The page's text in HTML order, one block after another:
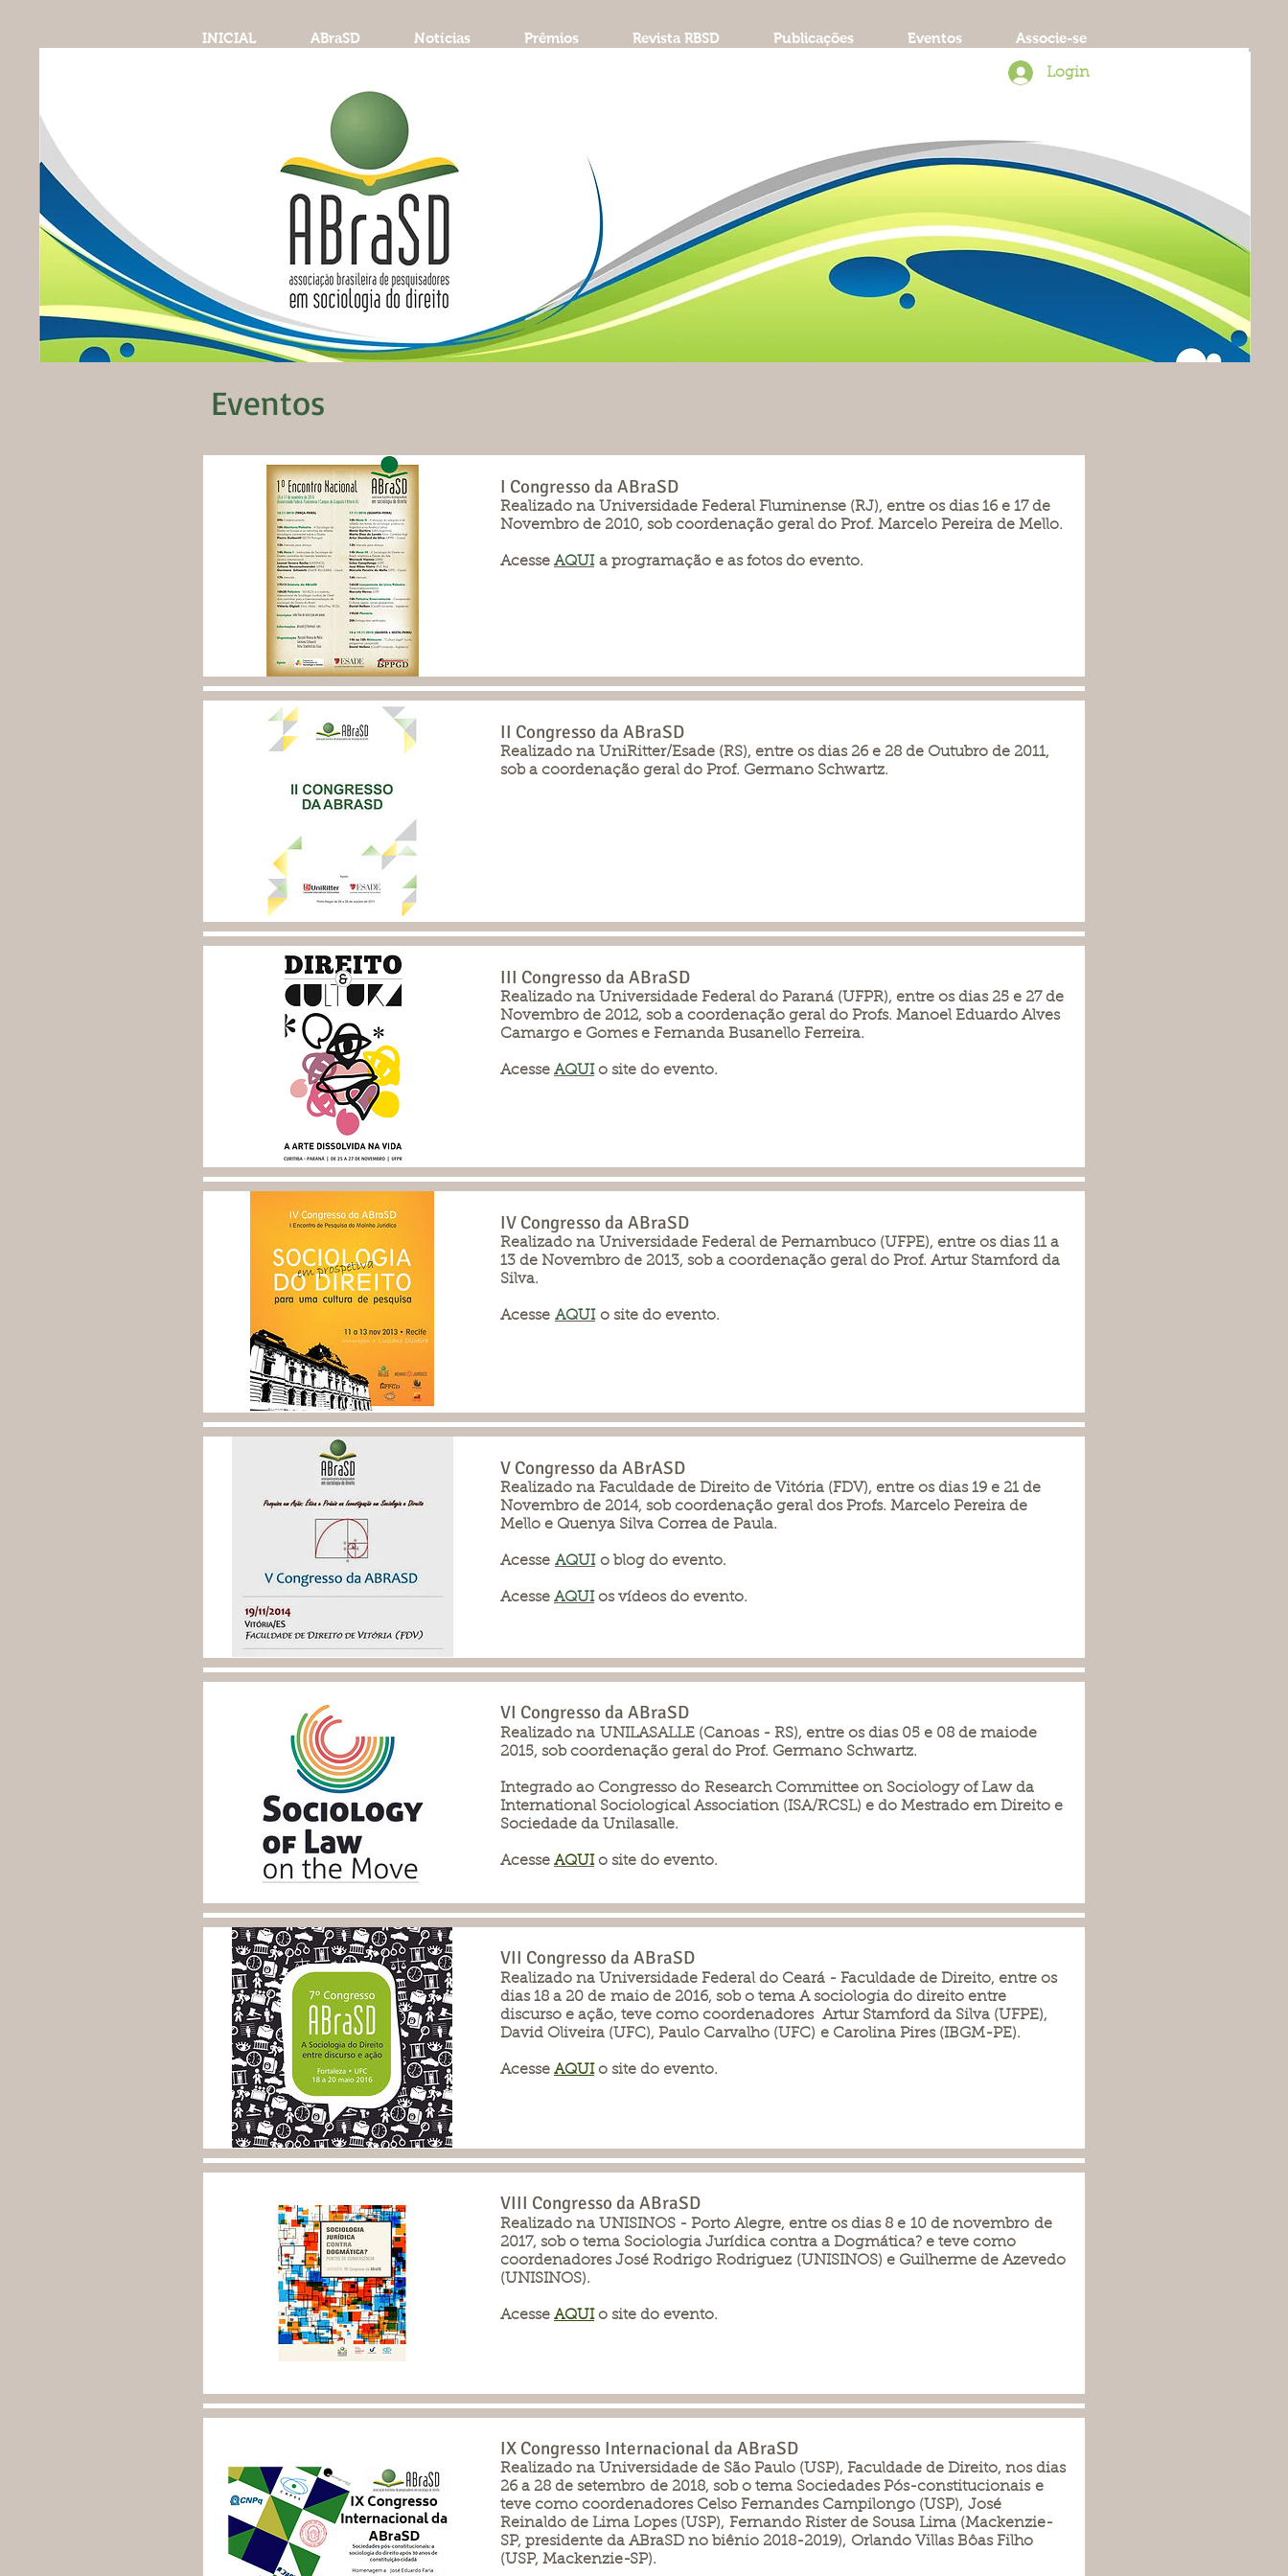
INICIAL ABraSD Notícias Prêmios Revista RBSD Publicações Eventos Associe-se
Login
Eventos
I Congresso da ABraSD
Realizado na Universidade Federal Fluminense (RJ), entre os dias 16 e 17 de
Novembro de 2010, sob coordenação geral do Prof. Marcelo Pereira de Mello.
Acesse AQUIa programação e as fotos do evento.
II Congresso da ABraSD
Realizado na UniRitter/Esade (RS), entre os dias 26 e 28 de Outubro de 2011,
sob a coordenação geral do Prof. Germano Schwartz.
III Congresso da ABraSD
Realizado na Universidade Federal do Paraná (UFPR), entre os dias 25 e 27 de
Novembro de 2012, sob a coordenação geral do Profs. Manoel Eduardo Alves
Camargo e Gomes e Fernanda Busanello Ferreira.
Acesse AQUIo site do evento.
IV Congresso da ABraSD
Realizado na Universidade Federal de Pernambuco (UFPE), entre os dias 11 a
13 de Novembro de 2013, sob a coordenação geral do Prof. Artur Stamford da
Silva.
Acesse AQUIo site do evento.
V Congresso da ABrASD
Realizado na Faculdade de Direito de Vitória (FDV), entre os dias 19 e 21 de
Novembro de 2014, sob coordenação geral dos Profs. Marcelo Pereira de
Mello e Quenya Silva Correa de Paula.
Acesse AQUIo blog do evento.
Acesse AQUIos vídeos do evento.
VI Congresso da ABraSD
Realizado na UNILASALLE (Canoas - RS), entre os dias 05 e 08 de maiode
2015, sob coordenação geral do Prof. Germano Schwartz.
Integrado ao Congresso do Research Committee on Sociology of Law da
International Sociological Association (ISA/RCSL) e do Mestrado em Direito e
Sociedade da Unilasalle.
Acesse AQUIo site do evento.
VII Congresso da ABraSD
Realizado na Universidade Federal do Ceará - Faculdade de Direito, entre os
dias 18 a 20 de maio de 2016, sob o tema A sociologia do direito entre
discurso e ação, teve como coordenadores Artur Stamford da Silva (UFPE),
David Oliveira (UFC), Paulo Carvalho (UFC) e Carolina Pires (IBGM-PE).
Acesse AQUIo site do evento.
VIII Congresso da ABraSD
Realizado na UNISINOS - Porto Alegre, entre os dias 8 e 10 de novembro de
2017, sob o tema Sociologia Jurídica contra a Dogmática? e teve como
coordenadores José Rodrigo Rodriguez (UNISINOS) e Guilherme de Azevedo
(UNISINOS).
Acesse AQUIo site do evento.
IX Congresso Internacional da ABraSD
Realizado na Universidade de São Paulo (USP), Faculdade de Direito, nos dias
26 a 28 de setembro de 2018, sob o tema Sociedades Pós-constitucionais e
teve como coordenadores Celso Fernandes Campilongo (USP), José
Reinaldo de Lima Lopes (USP), Fernando Rister de Sousa Lima (Mackenzie-
SP, presidente da ABraSD no biênio 2018-2019), Orlando Villas Bôas Filho
(USP, Mackenzie-SP).